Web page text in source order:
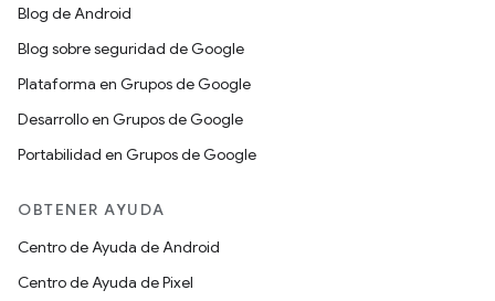
Blog de Android
Blog sobre seguridad de Google
Plataforma en Grupos de Google
Desarrollo en Grupos de Google
Portabilidad en Grupos de Google
OBTENER AYUDA
Centro de Ayuda de Android
Centro de Ayuda de Pixel